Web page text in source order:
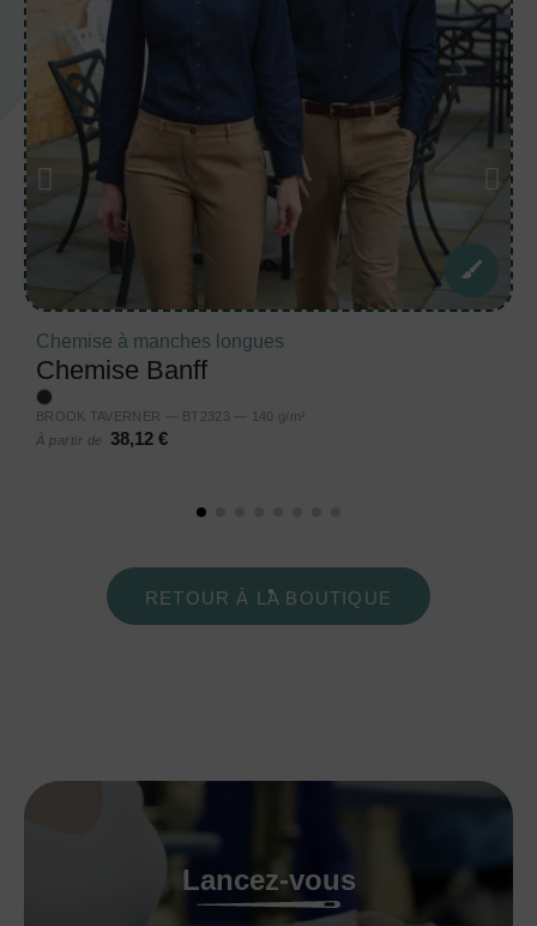
Chemise à manches longues
Chemise Banff
BROOK TAVERNER — BT2323 — 140 g/m²
À partir de
38,12 €
RETOUR À LA BOUTIQUE
Lancez-vous